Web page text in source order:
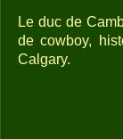
Le duc de
de cowboy,
Calgary.